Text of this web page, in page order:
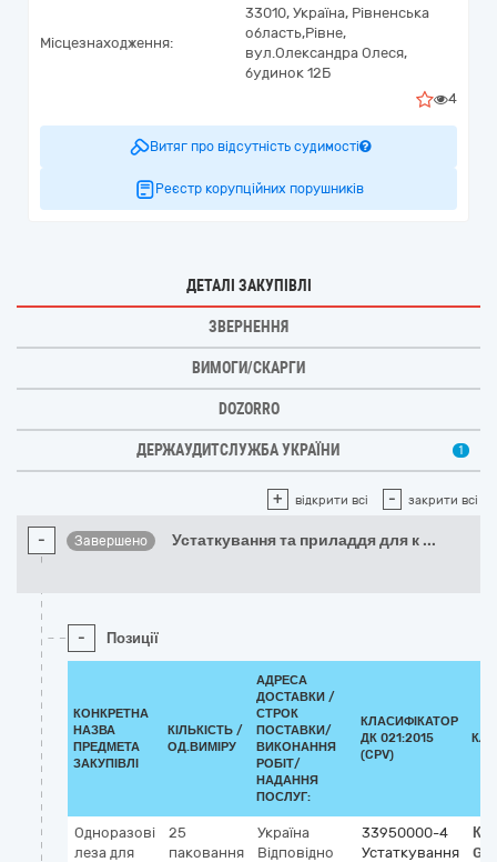
Місцезнаходження:
33010, Україна, Рівненська
область,Рівне,
вул.Олександра Олеся,
будинок 12Б
4
Витяг про відсутність судимості
Реєстр корупційних порушників
ДЕТАЛІ ЗАКУПІВЛІ
ЗВЕРНЕННЯ
ВИМОГИ/СКАРГИ
DOZORRO
ДЕРЖАУДИТСЛУЖБА УКРАЇНИ 1
+ відкрити всі - закрити всі
- Завершено Устаткування та приладдя для к ...
- Позиції
КОНКРЕТНА
НАЗВА
ПРЕДМЕТА
ЗАКУПІВЛІ
КІЛЬКІСТЬ /
ОД.ВИМІРУ
АДРЕСА
ДОСТАВКИ /
СТРОК
ПОСТАВКИ/
ВИКОНАННЯ
РОБІТ/
НАДАННЯ
ПОСЛУГ:
КЛАСИФІКАТОР
ДК 021:2015
(CPV)
Одноразові
леза для
25
паковання
Україна
Відповідно
33950000-4
Устаткування